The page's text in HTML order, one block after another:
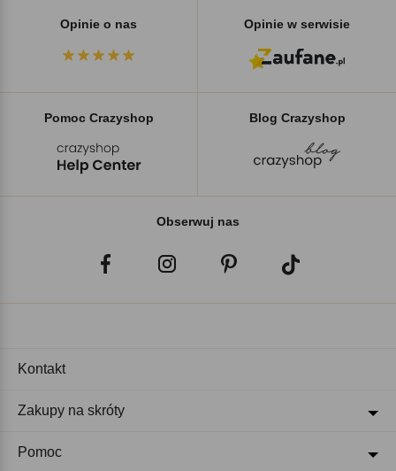
Opinie o nas Opinie w serwisie
Pomoc Crazyshop Blog Crazyshop
Obserwuj nas
Kontakt
Zakupy na skróty
Pomoc